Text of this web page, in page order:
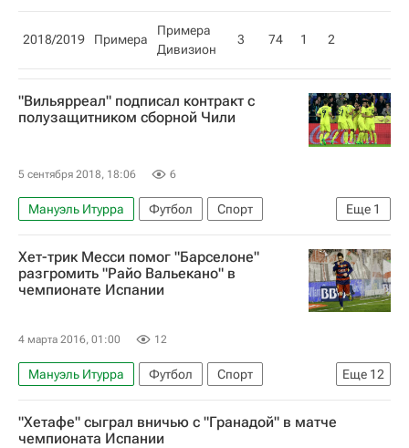
2018/2019 Примера
Примера
Дивизион
3 74 1 2
"Вильярреал" подписал контракт с
полузащитником сборной Чили
5 сентября 2018, 18:06 6
Еще 1
Мануэль Итурра Футбол
Спорт
Вильярреал
Хет-трик Месси помог "Барселоне"
разгромить "Райо Вальекано" в
чемпионате Испании
4 марта 2016, 01:00 12
Еще 12
Мануэль Итурра Футбол
Спорт
Чемпионат Испании по футболу
Спортинг (Хихон)
Эспаньол
"Хетафе" сыграл вничью с "Гранадой" в матче
чемпионата Испании